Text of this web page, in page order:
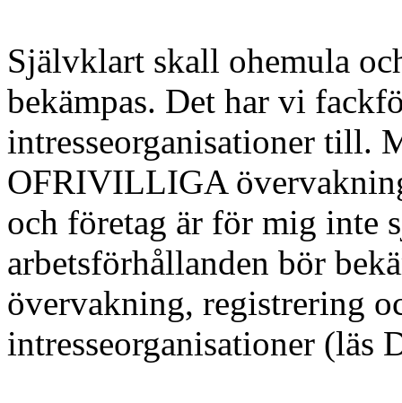
Självklart skall ohemula
bekämpas. Det har vi
intresseorganisationer till.
OFRIVILLIGA
och företag är för mig inte
arbetsförhållanden bör
övervakning, registrering
intresseorganisationer (läs